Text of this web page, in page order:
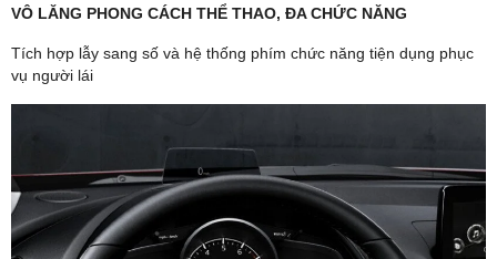
VÔ LĂNG PHONG CÁCH THỂ THAO, ĐA CHỨC NĂNG
Tích hợp lẫy sang số và hệ thống phím chức năng tiện dụng phục
vụ người lái